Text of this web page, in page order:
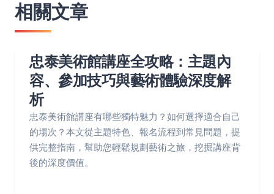
相關文章
忠泰美術館講座全攻略：主題內
容、參加技巧與藝術體驗深度解
析
忠泰美術館講座有哪些獨特魅力？如何選擇適合自己
的場次？本文從主題特色、報名流程到常見問題，提
供完整指南，幫助您輕鬆規劃藝術之旅，挖掘講座背
後的深度價值。